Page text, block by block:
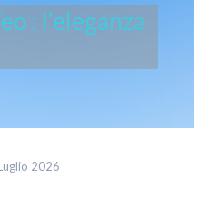
: l’eleganza
2026